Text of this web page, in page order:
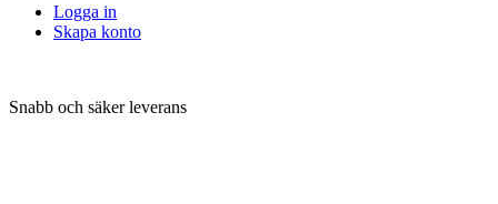
Logga in
Skapa konto
Snabb och säker leverans